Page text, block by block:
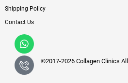
Whatsapp
Icon-
phone-
call1
Shipping Policy
Contact Us
©2017-2026 Collagen Clinics All